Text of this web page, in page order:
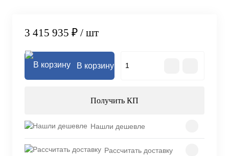
3 415 935 ₽ / шт
В корзину
Получить КП
Нашли дешевле
Рассчитать доставку